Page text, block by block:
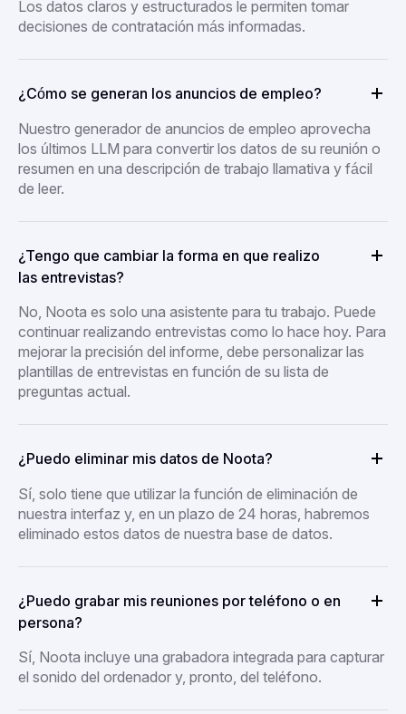
Los datos claros y estructurados le permiten tomar
decisiones de contratación más informadas.
¿Cómo se generan los anuncios de empleo?
Nuestro generador de anuncios de empleo aprovecha
los últimos LLM para convertir los datos de su reunión o
resumen en una descripción de trabajo llamativa y fácil
de leer.
¿Tengo que cambiar la forma en que realizo
las entrevistas?
No, Noota es solo una asistente para tu trabajo. Puede
continuar realizando entrevistas como lo hace hoy. Para
mejorar la precisión del informe, debe personalizar las
plantillas de entrevistas en función de su lista de
preguntas actual.
¿Puedo eliminar mis datos de Noota?
Sí, solo tiene que utilizar la función de eliminación de
nuestra interfaz y, en un plazo de 24 horas, habremos
eliminado estos datos de nuestra base de datos.
¿Puedo grabar mis reuniones por teléfono o en
persona?
Sí, Noota incluye una grabadora integrada para capturar
el sonido del ordenador y, pronto, del teléfono.